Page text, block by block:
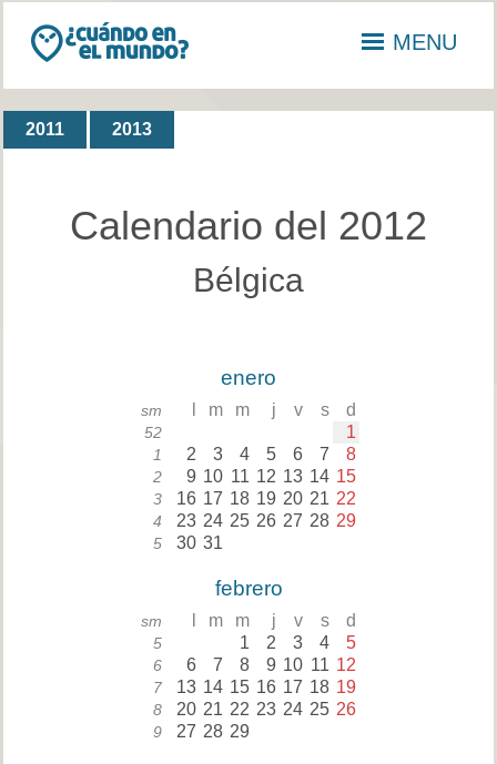
MENU
2011 2013
Calendario del 2012
Bélgica
enero
sm m m j v s d
52 1
1 2 3 4 5 6 7 8
2 9 10 11 12 13 14 15
3 16 17 18 19 20 21 22
4 23 24 25 26 27 28 29
5 30 31
febrero
sm m m j v s d
5 1 2 3 4 5
6 6 7 8 9 10 11 12
7 13 14 15 16 17 18 19
8 20 21 22 23 24 25 26
9 27 28 29